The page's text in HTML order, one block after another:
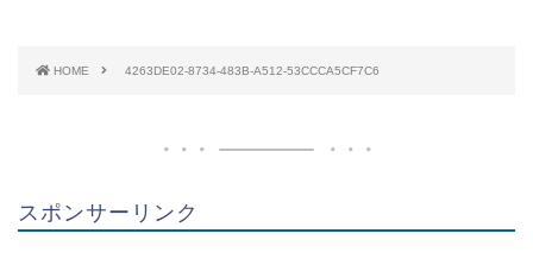
HOME 4263DE02-8734-483B-A512-53CCCA5CF7C6
スポンサーリンク